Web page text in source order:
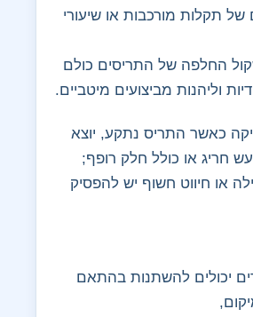
תקלות מורכבות או שיעורי
החלפה של התריסים כולם
וליהנות מביצועים מיטביים.
כאשר התריס נתקע, יוצא
חריג או כולל חלק רופף;
או חיווט חשוף יש להפסיק
יכולים להשתנות בהתאם